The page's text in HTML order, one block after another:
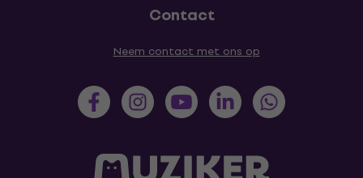
Contact
Neem contact met ons op